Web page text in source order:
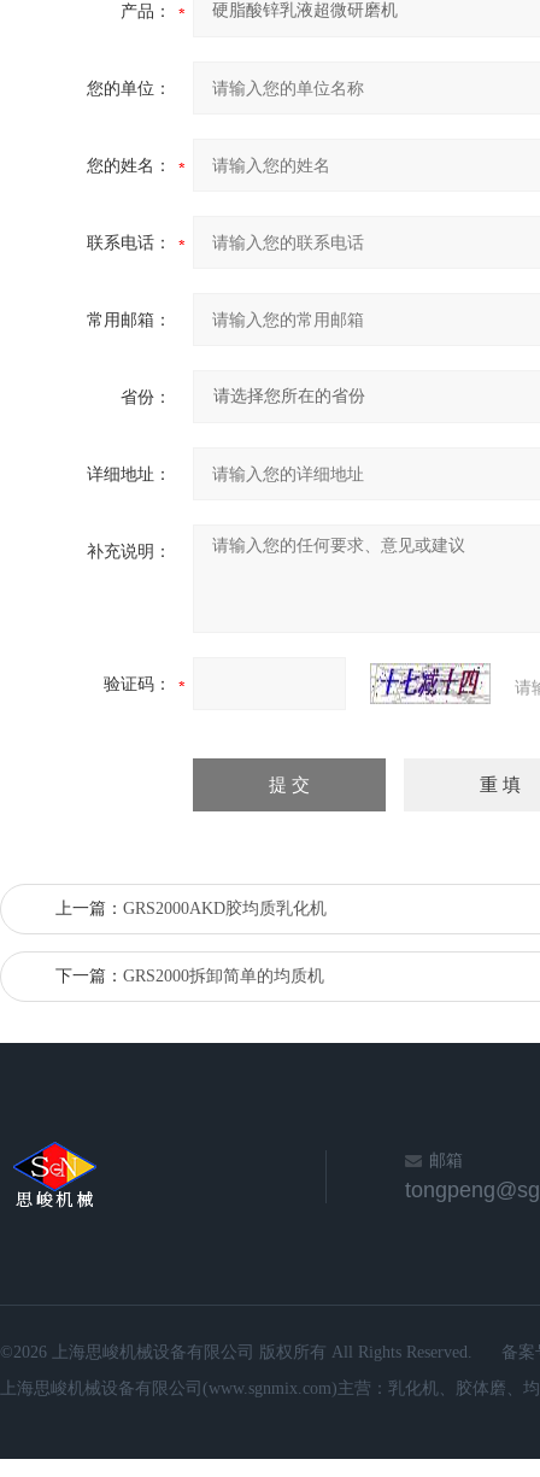
产品：
您的单位：
您的姓名：
联系电话：
常用邮箱：
省份：
详细地址：
补充说明：
验证码： 请
上一篇： GRS2000AKD胶均质乳化机
下一篇： GRS2000拆卸简单的均质机
邮箱
©2026 上海思峻机械设备有限公司 版权所有 All Rights Reserved.
备案
上海思峻机械设备有限公司(www.sgnmix.com)主营：乳化机、胶体磨